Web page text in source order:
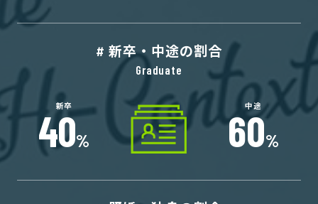
新卒・中途の割合
40% 60%